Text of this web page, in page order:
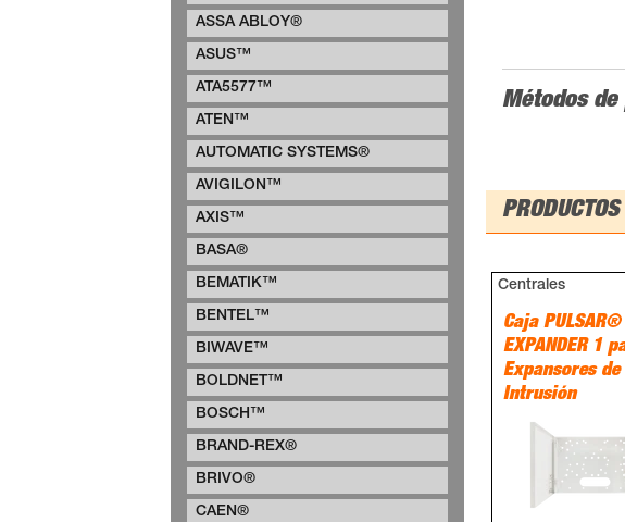
ASSA ABLOY®
ASUS™
ATA5577™
ATEN™
AUTOMATIC SYSTEMS®
AVIGILON™
AXIS™
BASA®
BEMATIK™
BENTEL™
BIWAVE™
BOLDNET™
BOSCH™
BRAND-REX®
BRIVO®
CAEN®
Métodos de
Centrales
Caja PULSAR®
EXPANDER 1
Expansores de
Intrusión